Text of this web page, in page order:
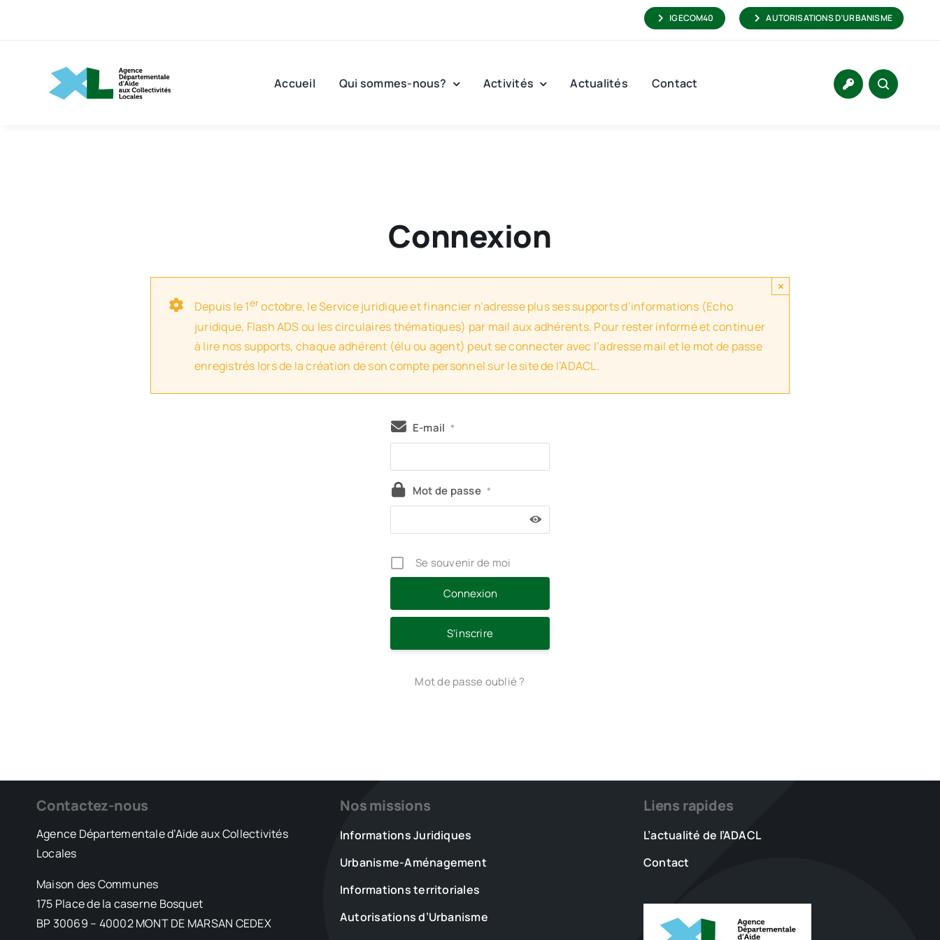
IGECOM40 AUTORISATIONS D’URBANISME
Accueil Qui sommes-nous? Activités Actualités Contact
Connexion
Depuis le 1eroctobre, le Service juridique et financier n’adresse plus ses supports d’informations (Echo
juridique, Flash ADS ou les circulaires thématiques) par mail aux adhérents. Pour rester informé et continuer
à lire nos supports, chaque adhérent (élu ou agent) peut se connecter avec l’adresse mail et le mot de passe
enregistrés lors de la création de son compte personnel sur le site de l’ADACL.
×
E-mail *
Mot de passe *
Se souvenir de moi
S’inscrire
Mot de passe oublié ?
Contactez-nous
Agence Départementale d’Aide aux Collectivités
Locales
Maison des Communes
175 Place de la caserne Bosquet
BP 30069 – 40002 MONT DE MARSAN CEDEX
Nos missions
Informations Juridiques
Urbanisme-Aménagement
Informations territoriales
Autorisations d’Urbanisme
Liens rapides
L’actualité de l’ADACL
Contact